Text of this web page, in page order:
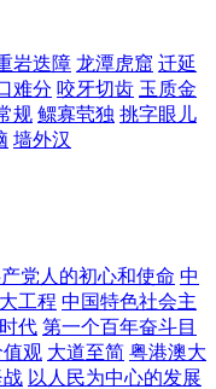
岩迭障 龙潭虎窟 迁延
难分 咬牙切齿 玉质金
规 鳏寡茕独 挑字眼儿
墙外汉
党人的初心和使命 中
工程 中国特色社会主
代 第一个百年奋斗目
观 大道至简 粤港澳大
战 以人民为中心的发展